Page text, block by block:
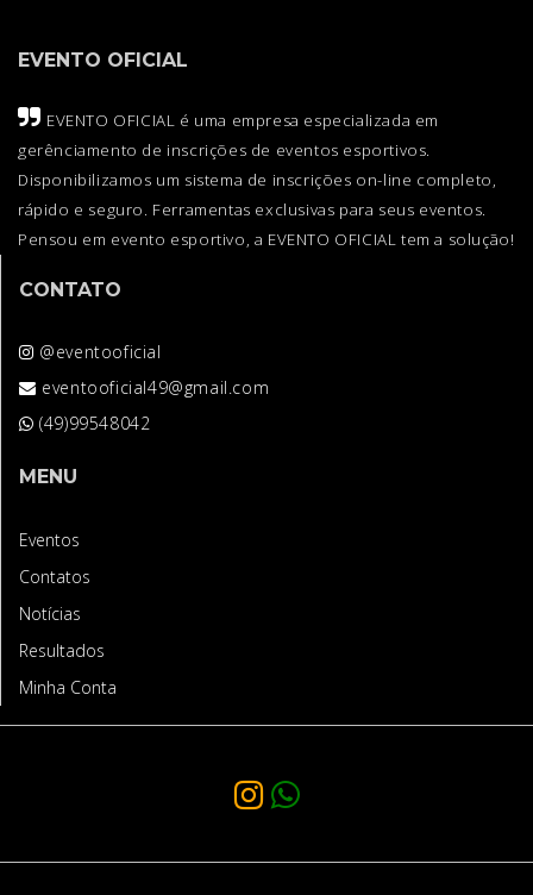
EVENTO OFICIAL
EVENTO OFICIAL é uma empresa especializada em
gerênciamento de inscrições de eventos esportivos.
Disponibilizamos um sistema de inscrições on-line completo,
rápido e seguro. Ferramentas exclusivas para seus eventos.
Pensou em evento esportivo, a EVENTO OFICIAL tem a solução!
CONTATO
@eventooficial
eventooficial49@gmail.com
(49)99548042
MENU
Eventos
Contatos
Notícias
Resultados
Minha Conta